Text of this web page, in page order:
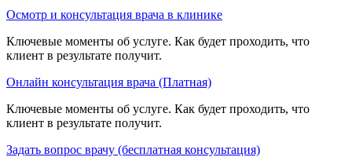
Осмотр и консультация врача в клинике
Ключевые моменты об услуге. Как будет проходить, что
клиент в результате получит.
Онлайн консультация врача (Платная)
Ключевые моменты об услуге. Как будет проходить, что
клиент в результате получит.
Задать вопрос врачу (бесплатная консультация)